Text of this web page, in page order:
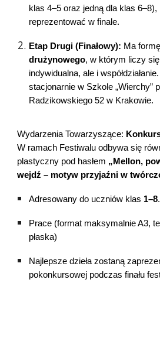
klas 4–5 oraz jedną dla klas 6–8),
reprezentować w finale.
Etap Drugi (Finałowy): Ma
drużynowego, w którym liczy
indywidualna, ale i
stacjonarnie w Szkole „Wierchy”
Radzikowskiego 52 w Krakowie.
Wydarzenia Towarzyszące:
W ramach Festiwalu odbywa się
plastyczny pod hasłem „Mellon,
wejdź – motyw przyjaźni w
Adresowany do uczniów klas 1–8.
Prace (format maksymalnie A3,
płaska)
Najlepsze dzieła zostaną
pokonkursowej podczas finału